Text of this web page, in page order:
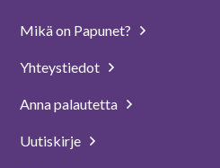
Mikä on Papunet?
Yhteystiedot
Anna palautetta
Uutiskirje